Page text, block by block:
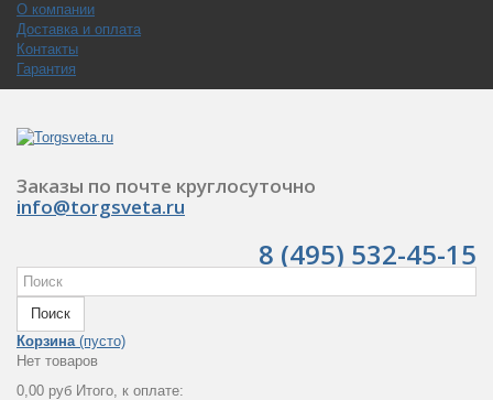
О компании
Доставка и оплата
Контакты
Гарантия
Заказы по почте круглосуточно
info@torgsveta.ru
8 (495) 532-45-15
Поиск
Корзина (пусто)
Нет товаров
0,00 руб Итого, к оплате: